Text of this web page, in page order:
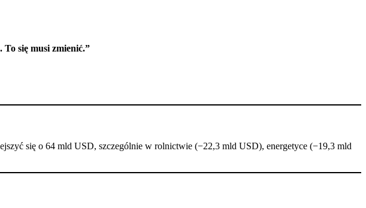
się musi zmienić.”
się o 64 mld USD, szczególnie w rolnictwie (−22,3 mld USD), energetyce (−19,3 mld